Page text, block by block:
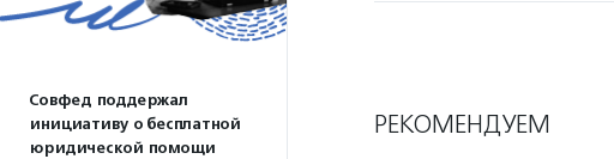
Совфед поддержал
инициативу о бесплатной
юридической помощи
РЕКОМЕНДУЕМ